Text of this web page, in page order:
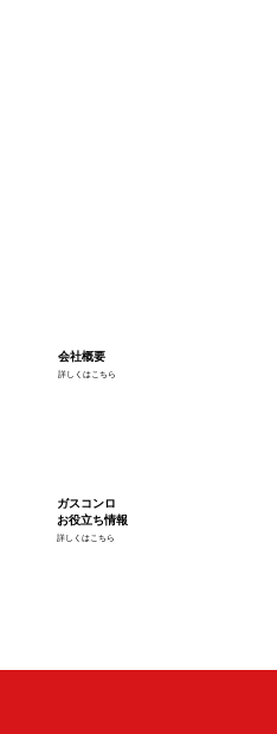
詳しくはこちら
会社概要
詳しくはこちら
ガスコンロ
お役立ち情報